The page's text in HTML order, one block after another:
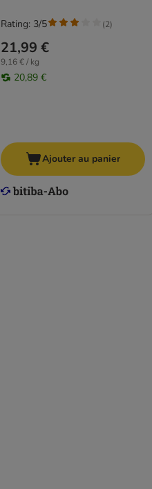
21,99 €
9,16 € / kg
20,89 €
Rating: 3/5 (2)
Ajouter au panier